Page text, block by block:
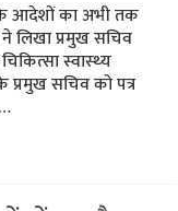
के आदेशों का अभी तक
लिखा प्रमुख सचिव
स्‍वास्‍थ्‍य
प्रमुख सचिव को पत्र